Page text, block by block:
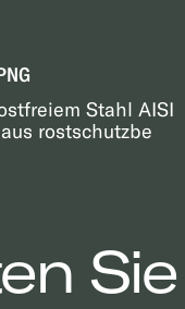
Stahl AISI
rostschutzbe